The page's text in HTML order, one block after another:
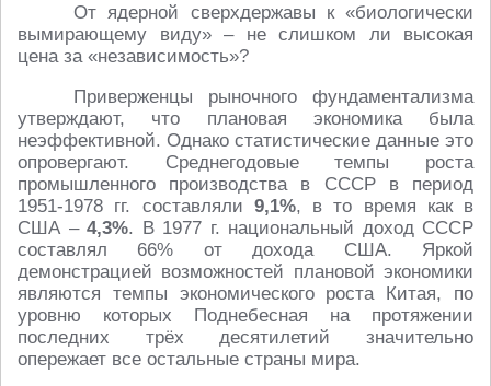
От ядерной сверхдержавы к «биологически
вымирающему виду» – не слишком ли высокая
цена за «независимость»?
Приверженцы рыночного фундаментализма
утверждают, что плановая экономика была
неэффективной. Однако статистические данные это
опровергают. Среднегодовые темпы роста
промышленного производства в СССР в период
1951-1978 гг. составляли 9,1%, в то время как в
США – 4,3%. В 1977 г. национальный доход СССР
составлял 66% от дохода США. Яркой
демонстрацией возможностей плановой экономики
являются темпы экономического роста Китая, по
уровню которых Поднебесная на протяжении
последних трёх десятилетий значительно
опережает все остальные страны мира.